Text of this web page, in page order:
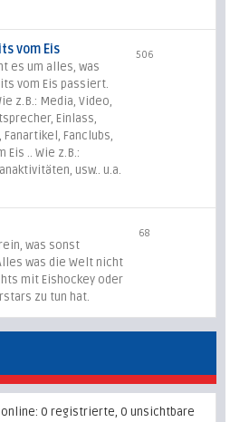
vom Eis
es um alles, was
vom Eis passiert.
z.B.: Media, Video,
Einlass,
Fanartikel, Fanclubs,
Eis .. Wie z.B.:
usw.. u.a.
506
was sonst
was die Welt nicht
mit Eishockey oder
zu tun hat.
68
0 registrierte, 0 unsichtbare